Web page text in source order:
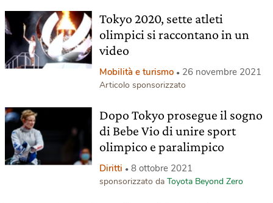
Tokyo 2020, sette atleti
olimpici si raccontano in un
video
Mobilità e turismo 26 novembre 2021
Articolo sponsorizzato
Dopo Tokyo prosegue il sogno
di Bebe Vio di unire sport
olimpico e paralimpico
Diritti 8 ottobre 2021
sponsorizzato da Toyota Beyond Zero